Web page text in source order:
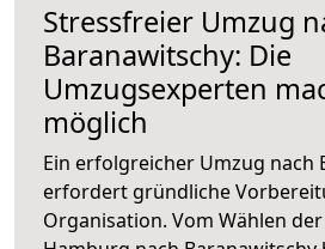
Stressfreier Umzug
Baranawitschy: Die
Umzugsexperten
möglich
Ein erfolgreicher Umzug nach
erfordert gründliche
Organisation. Vom Wählen